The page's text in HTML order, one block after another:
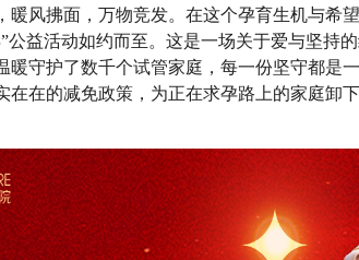
暖风拂面，万物竞发。在这个孕育生机与希
公益活动如约而至。这是一场关于爱与坚持
暖守护了数千个试管家庭，每一份坚守都是
在在的减免政策，为正在求孕路上的家庭卸